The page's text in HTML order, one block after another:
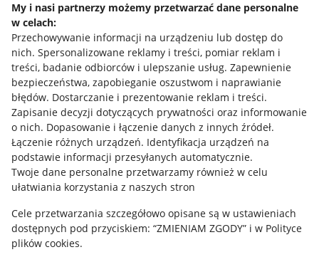
My i nasi partnerzy możemy przetwarzać dane personalne
w celach:
Przechowywanie informacji na urządzeniu lub dostęp do
nich. Spersonalizowane reklamy i treści, pomiar reklam i
treści, badanie odbiorców i ulepszanie usług. Zapewnienie
bezpieczeństwa, zapobieganie oszustwom i naprawianie
błędów. Dostarczanie i prezentowanie reklam i treści.
Zapisanie decyzji dotyczących prywatności oraz informowanie
o nich. Dopasowanie i łączenie danych z innych źródeł.
Łączenie różnych urządzeń. Identyfikacja urządzeń na
podstawie informacji przesyłanych automatycznie.
Twoje dane personalne przetwarzamy również w celu
ułatwiania korzystania z naszych stron
Cele przetwarzania szczegółowo opisane są w ustawieniach
dostępnych pod przyciskiem: “ZMIENIAM ZGODY” i w Polityce
plików cookies.
Allegro Gadane dla kupujących
Mapa miejscowości
Informacje prawne
Regulamin
Polityka plików "cookies"
Ustawienia plików "cookies"
Udostępnianie lokalizacji
Pobierz aplikację